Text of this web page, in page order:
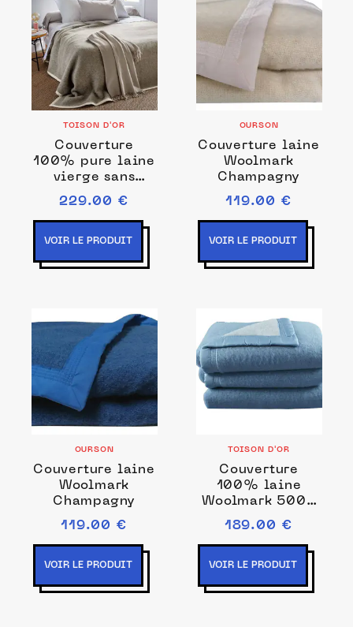
TOISON D'OR
Couverture
100% pure laine
vierge sans
teinture
Pastorale
229.00 €
VOIR LE PRODUIT
OURSON
Couverture laine
Woolmark
Champagny
119.00 €
VOIR LE PRODUIT
OURSON
Couverture laine
Woolmark
Champagny
119.00 €
VOIR LE PRODUIT
TOISON D'OR
Couverture
100% laine
Woolmark 500g
Volta
189.00 €
VOIR LE PRODUIT